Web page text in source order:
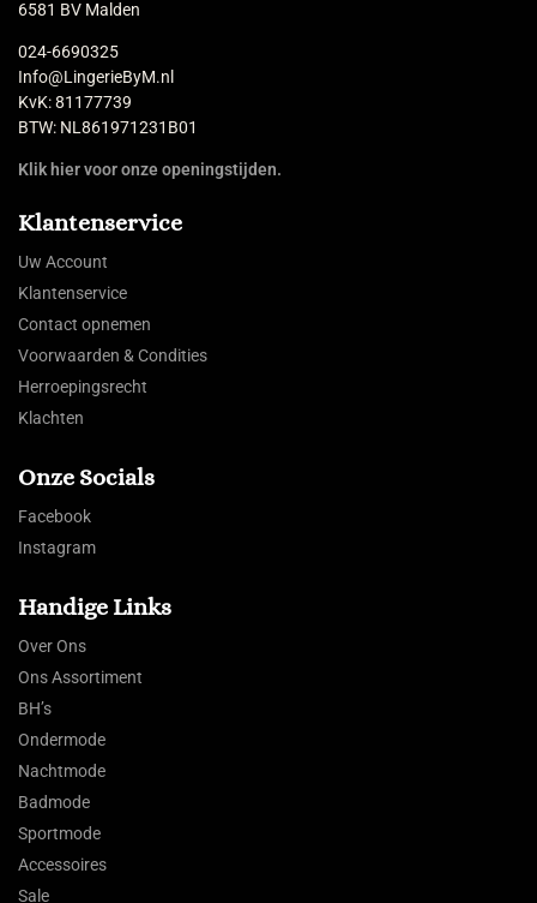
6581 BV Malden
024-6690325
Info@LingerieByM.nl
KvK: 81177739
BTW: NL861971231B01
Klik hier voor onze openingstijden.
Klantenservice
Uw Account
Klantenservice
Contact opnemen
Voorwaarden & Condities
Herroepingsrecht
Klachten
Onze Socials
Facebook
Instagram
Handige Links
Over Ons
Ons Assortiment
BH’s
Ondermode
Nachtmode
Badmode
Sportmode
Accessoires
Sale